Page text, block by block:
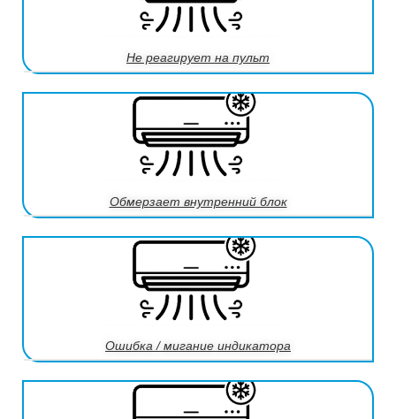
Не реагирует на пульт
Обмерзает внутренний блок
Ошибка / мигание индикатора